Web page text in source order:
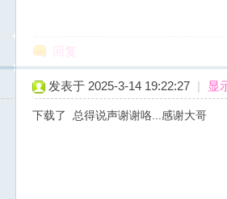
回复
发表于 2025-3-14 19:22:27 | 显
下载了 总得说声谢谢咯...感谢大哥